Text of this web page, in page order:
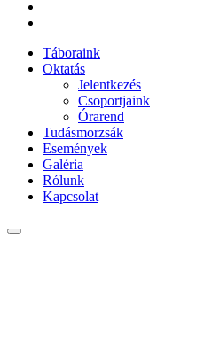
Táboraink
Oktatás
Jelentkezés
Csoportjaink
Órarend
Tudásmorzsák
Események
Galéria
Rólunk
Kapcsolat